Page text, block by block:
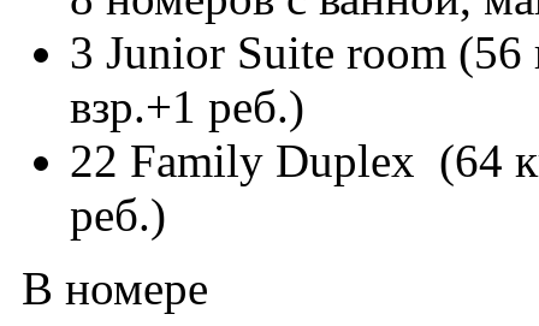
3 Junior Suite room
взр.+1 реб.)
22 Family Duplex (64
реб.)
В номере